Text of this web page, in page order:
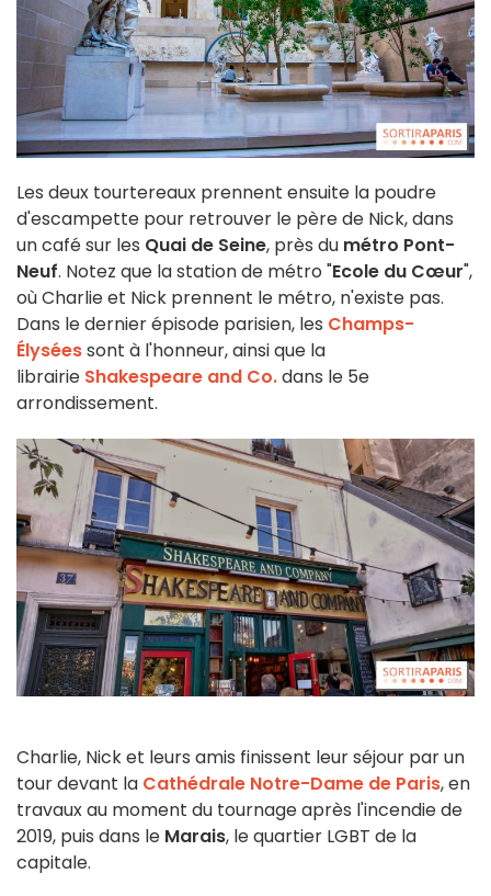
Les deux tourtereaux prennent ensuite la poudre
d'escampette pour retrouver le père de Nick, dans
un café sur les Quai de Seine, près du métro Pont-
Neuf. Notez que la station de métro "Ecole du Cœur",
où Charlie et Nick prennent le métro, n'existe pas.
Dans le dernier épisode parisien, les Champs-
Élyséessont à l'honneur, ainsi que la
librairie Shakespeare and Co.dans le 5e
arrondissement.
Charlie, Nick et leurs amis finissent leur séjour par un
tour devant la Cathédrale Notre-Dame de Paris, en
travaux au moment du tournage après l'incendie de
2019, puis dans le Marais, le quartier LGBT de la
capitale.